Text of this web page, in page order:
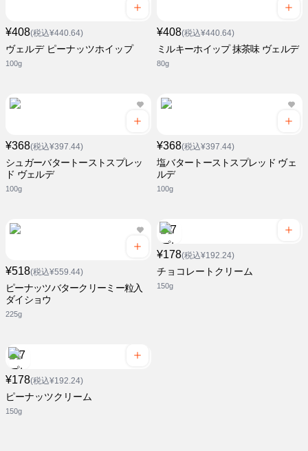
¥408(税込¥440.64)
ヴェルデ ピーナッツホイップ
100g
¥408(税込¥440.64)
ミルキーホイップ 抹茶味 ヴェルデ
80g
¥368(税込¥397.44)
シュガーバタートーストスプレッ
ド ヴェルデ
100g
¥368(税込¥397.44)
塩バタートーストスプレッド ヴェ
ルデ
100g
¥518(税込¥559.44)
ピーナッツバタークリーミー粒入
ダイショウ
225g
¥178(税込¥192.24)
チョコレートクリーム
150g
¥178(税込¥192.24)
ピーナッツクリーム
150g